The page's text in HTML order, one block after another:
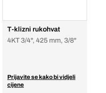
T-klizni rukohvat
4KT 3/4", 425 mm, 3/8"
Prijavite se kako bi vidjeli
cijene